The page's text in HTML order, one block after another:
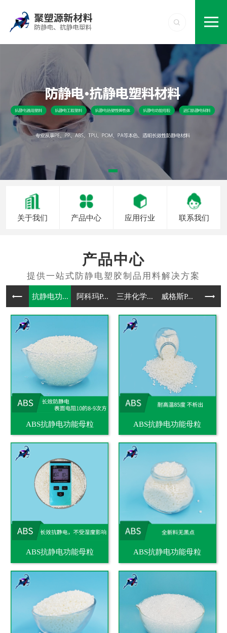
关于我们 产品中心 应用行业 联系我们
产品中心
抗静电功... 阿科玛P... 三井化学... 威格斯P... 抗静电
ABS抗静电功能母粒 ABS抗静电功能母粒
ABS抗静电功能母粒 ABS抗静电功能母粒